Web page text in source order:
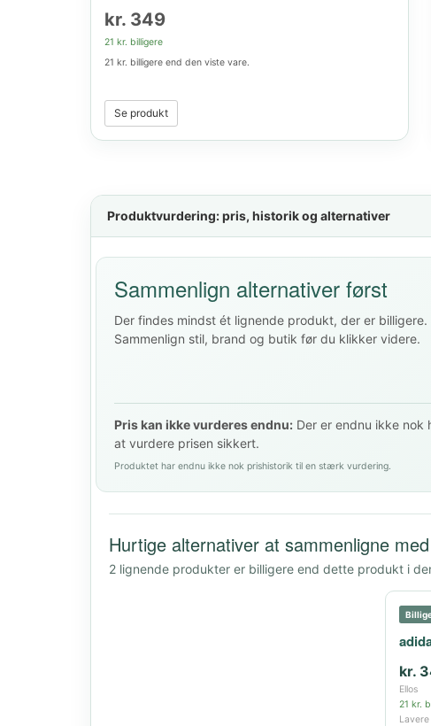
kr. 349
21 kr. billigere
21 kr. billigere end den viste vare.
Se produkt
Produktvurdering: pris, historik og alternativer
Sammenlign alternativer først
Der findes mindst ét lignende produkt, der er billigere.
Sammenlign stil, brand og butik før du klikker videre.
Pris kan ikke vurderes endnu: Der er endnu ikke nok
at vurdere prisen sikkert.
Produktet har endnu ikke nok prishistorik til en stærk vurdering.
Hurtige alternativer at sammenligne med
2 lignende produkter er billigere end dette produkt i
kr.
Ellos
21 kr.